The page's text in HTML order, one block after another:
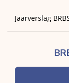
Jaarverslag